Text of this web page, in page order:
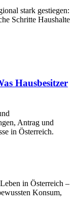
stark gestiegen:
Schritte Haushalte
Hausbesitzer
Antrag und
in Österreich.
in Österreich –
Konsum,